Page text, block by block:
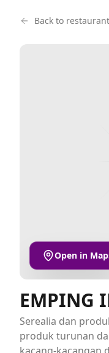
Back to
Open in
EMPING
Serealia dan
produk turunan